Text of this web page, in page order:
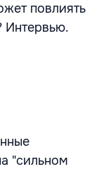
повлиять
Интервью.
"сильном